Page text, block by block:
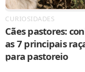
CURIOSIDADES
Cães pastores:
as 7 principais
para pastoreio